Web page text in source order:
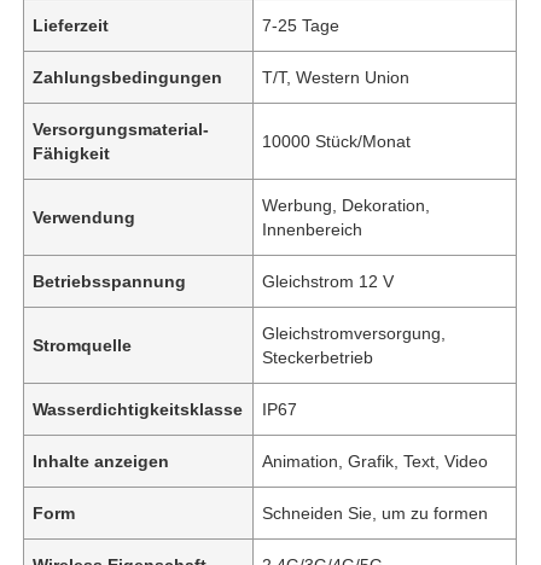
Lieferzeit 7-25 Tage
Zahlungsbedingungen T/T, Western Union
Versorgungsmaterial-
Fähigkeit
10000 Stück/Monat
Verwendung
Werbung, Dekoration,
Innenbereich
Betriebsspannung Gleichstrom 12 V
Stromquelle
Gleichstromversorgung,
Steckerbetrieb
Wasserdichtigkeitsklasse IP67
Inhalte anzeigen Animation, Grafik, Text, Video
Form Schneiden Sie, um zu formen